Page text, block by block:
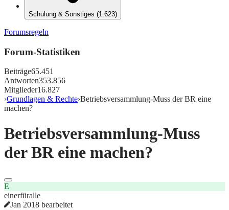
Schulung & Sonstiges (1.623)
Forumsregeln
Forum-Statistiken
Beiträge65.451
Antworten353.856
Mitglieder16.827
›Grundlagen & Rechte›Betriebsversammlung-Muss der BR eine
machen?
Betriebsversammlung-Muss
der BR eine machen?
E
einerfüralle
Jan 2018 bearbeitet